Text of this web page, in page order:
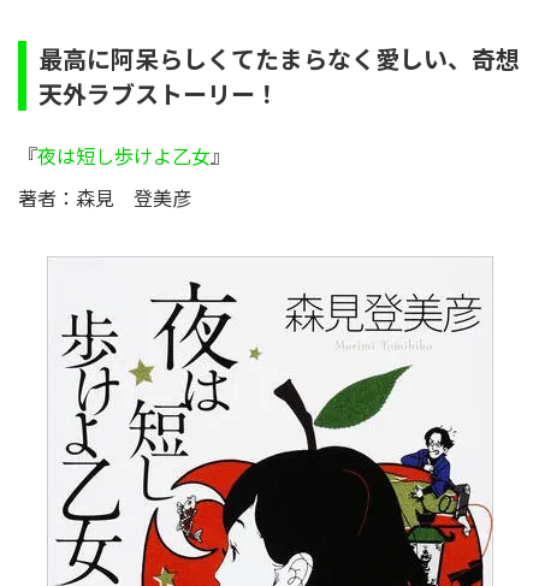
最高に阿呆らしくてたまらなく愛しい、奇想
天外ラブストーリー！
『夜は短し歩けよ乙女』
著者：森見 登美彦